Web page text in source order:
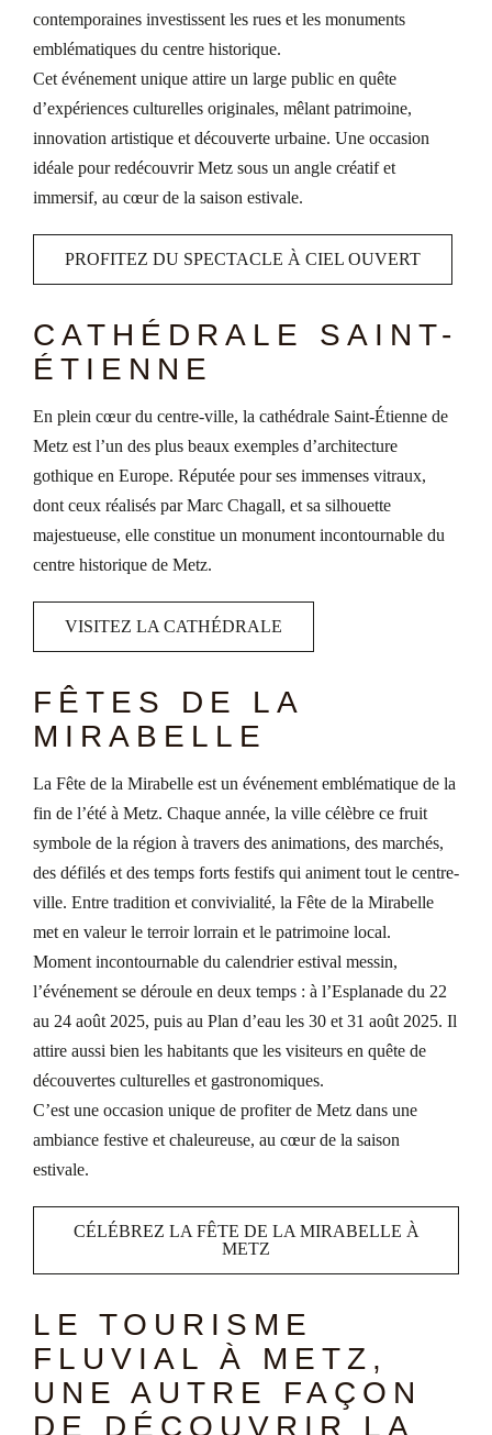
contemporaines investissent les rues et les monuments
emblématiques du centre historique.
Cet événement unique attire un large public en quête
d’expériences culturelles originales, mêlant patrimoine,
innovation artistique et découverte urbaine. Une occasion
idéale pour redécouvrir Metz sous un angle créatif et
immersif, au cœur de la saison estivale.
PROFITEZ DU SPECTACLE À CIEL OUVERT
CATHÉDRALE SAINT-
ÉTIENNE
En plein cœur du centre-ville, la cathédrale Saint-Étienne de
Metz est l’un des plus beaux exemples d’architecture
gothique en Europe. Réputée pour ses immenses vitraux,
dont ceux réalisés par Marc Chagall, et sa silhouette
majestueuse, elle constitue un monument incontournable du
centre historique de Metz.
VISITEZ LA CATHÉDRALE
FÊTES DE LA
MIRABELLE
La Fête de la Mirabelle est un événement emblématique de la
fin de l’été à Metz. Chaque année, la ville célèbre ce fruit
symbole de la région à travers des animations, des marchés,
des défilés et des temps forts festifs qui animent tout le centre-
ville. Entre tradition et convivialité, la Fête de la Mirabelle
met en valeur le terroir lorrain et le patrimoine local.
Moment incontournable du calendrier estival messin,
l’événement se déroule en deux temps : à l’Esplanade du 22
au 24 août 2025, puis au Plan d’eau les 30 et 31 août 2025. Il
attire aussi bien les habitants que les visiteurs en quête de
découvertes culturelles et gastronomiques.
C’est une occasion unique de profiter de Metz dans une
ambiance festive et chaleureuse, au cœur de la saison
estivale.
CÉLÉBREZ LA FÊTE DE LA MIRABELLE À
METZ
LE TOURISME
FLUVIAL À METZ,
UNE AUTRE FAÇON
DE DÉCOUVRIR LA